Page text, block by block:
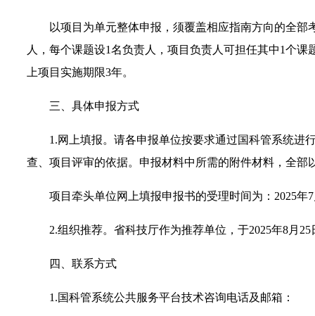
以项目为单元整体申报，须覆盖相应指南方向的全
人，每个课题设1名负责人，项目负责人可担任其中1个
上项目实施期限3年。
三、具体申报方式
1.网上填报。请各申报单位按要求通过国科管系统进
查、项目评审的依据。申报材料中所需的附件材料，全部
项目牵头单位网上填报申报书的受理时间为：2025年7
2.组织推荐。省科技厅作为推荐单位，于2025年8月
四、联系方式
1.国科管系统公共服务平台技术咨询电话及邮箱：